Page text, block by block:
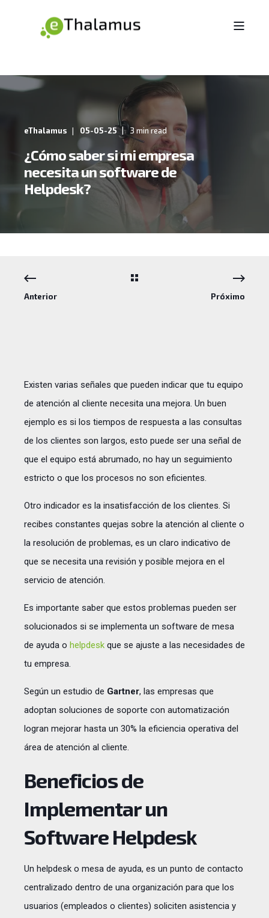
eThalamus 05-05-25 3 min read
¿Cómo saber si mi empresa
necesita un software de
Helpdesk?
Anterior Próximo
Existen varias señales que pueden indicar que tu equipo
de atención al cliente necesita una mejora. Un buen
ejemplo es si los tiempos de respuesta a las consultas
de los clientes son largos, esto puede ser una señal de
que el equipo está abrumado, no hay un seguimiento
estricto o que los procesos no son eficientes.
Otro indicador es la insatisfacción de los clientes. Si
recibes constantes quejas sobre la atención al cliente o
la resolución de problemas, es un claro indicativo de
que se necesita una revisión y posible mejora en el
servicio de atención.
Es importante saber que estos problemas pueden ser
solucionados si se implementa un software de mesa
de ayuda o helpdesk que se ajuste a las necesidades de
tu empresa.
Según un estudio de Gartner, las empresas que
adoptan soluciones de soporte con automatización
logran mejorar hasta un 30% la eficiencia operativa del
área de atención al cliente.
Beneficios de
Implementar un
Software Helpdesk
Un helpdesk o mesa de ayuda, es un punto de contacto
centralizado dentro de una organización para que los
usuarios (empleados o clientes) soliciten asistencia y